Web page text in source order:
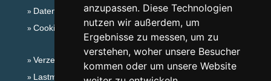
anzupassen. Diese Technologien
nutzen wir außerdem, um
Ergebnisse zu messen, um zu
verstehen, woher unsere Besucher
kommen oder um unsere Website
Datenschutz
Cookies
Verzeichnis der Unterkunft
Lastminute Böhmisch-Mährische Höhe